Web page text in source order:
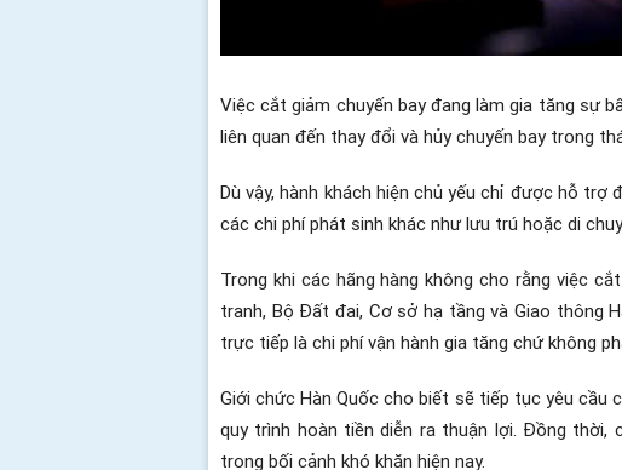
Việc cắt giảm chuyến bay đang làm gia tăng sự
liên quan đến thay đổi và hủy chuyến bay trong
Dù vậy, hành khách hiện chủ yếu chỉ được hỗ
các chi phí phát sinh khác như lưu trú hoặc di
Trong khi các hãng hàng không cho rằng việc
tranh, Bộ Đất đai, Cơ sở hạ tầng và Giao thông
trực tiếp là chi phí vận hành gia tăng chứ không
Giới chức Hàn Quốc cho biết sẽ tiếp tục yêu cầu
quy trình hoàn tiền diễn ra thuận lợi. Đồng thời,
trong bối cảnh khó khăn hiện nay.